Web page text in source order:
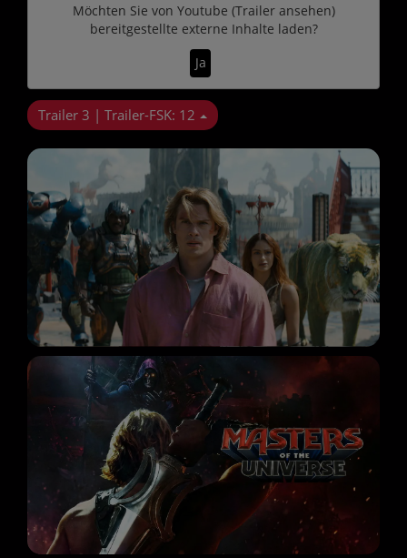
Möchten Sie von Youtube (Trailer ansehen)
bereitgestellte externe Inhalte laden?
Ja
Trailer 3 | Trailer-FSK: 12